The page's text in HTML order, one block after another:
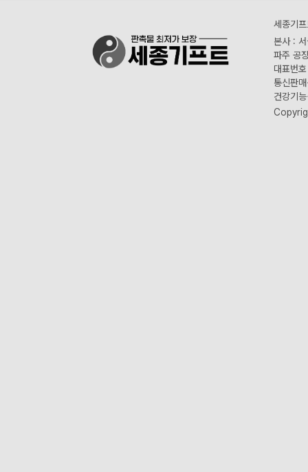
세종기
본사 :
파주 공
대표번
통신판
건강기